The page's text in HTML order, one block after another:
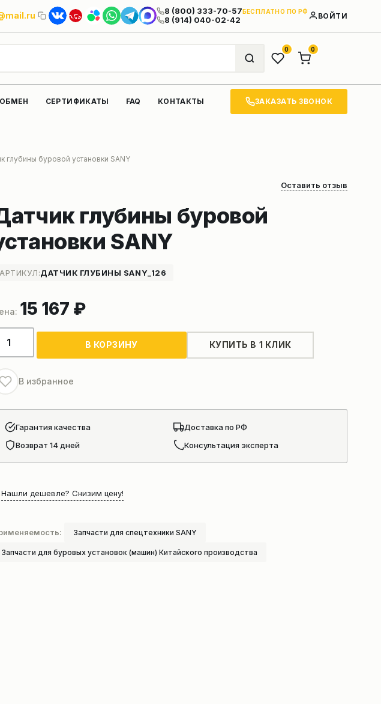
8 (800) 333-70-57БЕСПЛАТНО ПО РФ
8 (914) 040-02-42 ВОЙТИ
0 0
СЕРТИФИКАТЫ FAQ КОНТАКТЫ ЗАКАЗАТЬ ЗВОНОК
глубины буровой установки SANY
Оставить отзыв
глубины буровой
SANY
АРТИКУЛ:ДАТЧИК ГЛУБИНЫ SANY_126
15 167 ₽
В КОРЗИНУ КУПИТЬ В 1 КЛИК
В избранное
Гарантия качества
Доставка по РФ
Возврат 14 дней
Консультация эксперта
Нашли дешевле? Снизим цену!
Запчасти для спецтехники SANY
Запчасти для буровых установок (машин) Китайского производства